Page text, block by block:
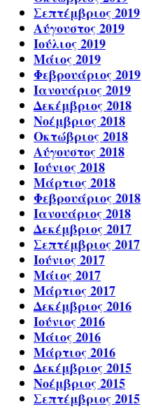
Σεπτέμβριος 2019
Αύγουστος 2019
Ιούλιος 2019
Μάιος 2019
Φεβρουάριος 2019
Ιανουάριος 2019
Δεκέμβριος 2018
Νοέμβριος 2018
Οκτώβριος 2018
Αύγουστος 2018
Ιούνιος 2018
Μάρτιος 2018
Φεβρουάριος 2018
Ιανουάριος 2018
Δεκέμβριος 2017
Σεπτέμβριος 2017
Ιούνιος 2017
Μάιος 2017
Μάρτιος 2017
Δεκέμβριος 2016
Ιούνιος 2016
Μάιος 2016
Μάρτιος 2016
Δεκέμβριος 2015
Νοέμβριος 2015
Σεπτέμβριος 2015